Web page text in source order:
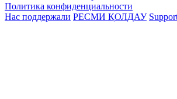
Политика конфиденциальности
Нас поддержали РЕСМИ ҚОЛДАУ